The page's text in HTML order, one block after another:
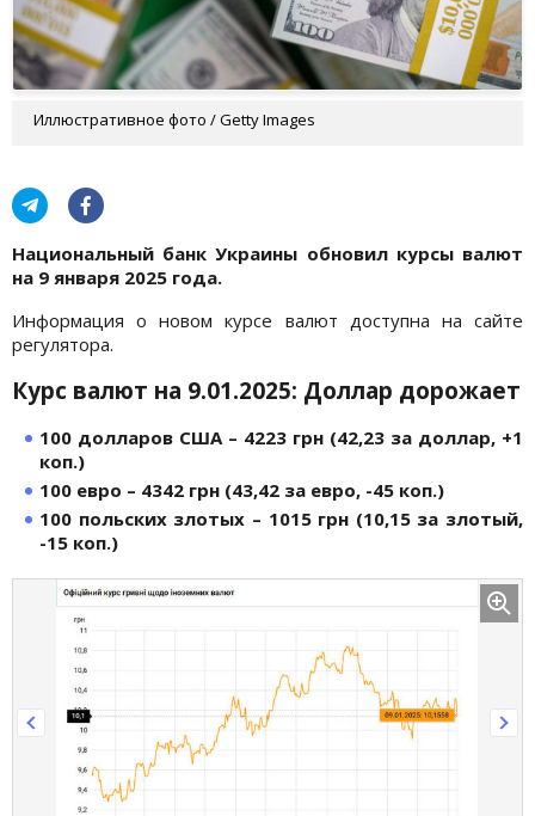
Иллюстративное фото / Getty Images
Национальный банк Украины обновил курсы валют
на 9 января 2025 года.
Информация о новом курсе валют доступна на сайте
регулятора.
Курс валют на 9.01.2025: Доллар дорожает
100 долларов США – 4223 грн (42,23 за доллар, +1
коп.)
100 евро – 4342 грн (43,42 за евро, -45 коп.)
100 польских злотых – 1015 грн (10,15 за злотый,
-15 коп.)